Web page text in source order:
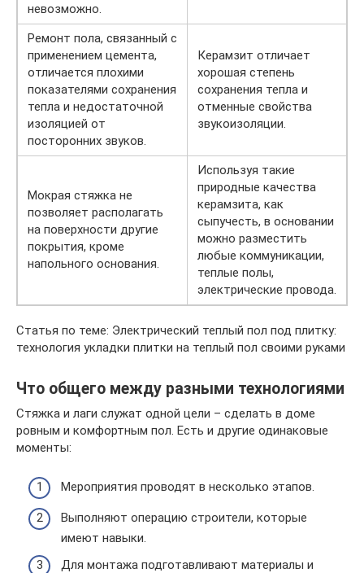
невозможно.
Ремонт пола, связанный с
применением цемента,
отличается плохими
показателями сохранения
тепла и недостаточной
изоляцией от
посторонних звуков.
Керамзит отличает
хорошая степень
сохранения тепла и
отменные свойства
звукоизоляции.
Мокрая стяжка не
позволяет располагать
на поверхности другие
покрытия, кроме
напольного основания.
Используя такие
природные качества
керамзита, как
сыпучесть, в основании
можно разместить
любые коммуникации,
теплые полы,
электрические провода.
Статья по теме: Электрический теплый пол под плитку:
технология укладки плитки на теплый пол своими руками
Что общего между разными технологиями
Стяжка и лаги служат одной цели – сделать в доме
ровным и комфортным пол. Есть и другие одинаковые
моменты:
Мероприятия проводят в несколько этапов.
Выполняют операцию строители, которые
имеют навыки.
Для монтажа подготавливают материалы и